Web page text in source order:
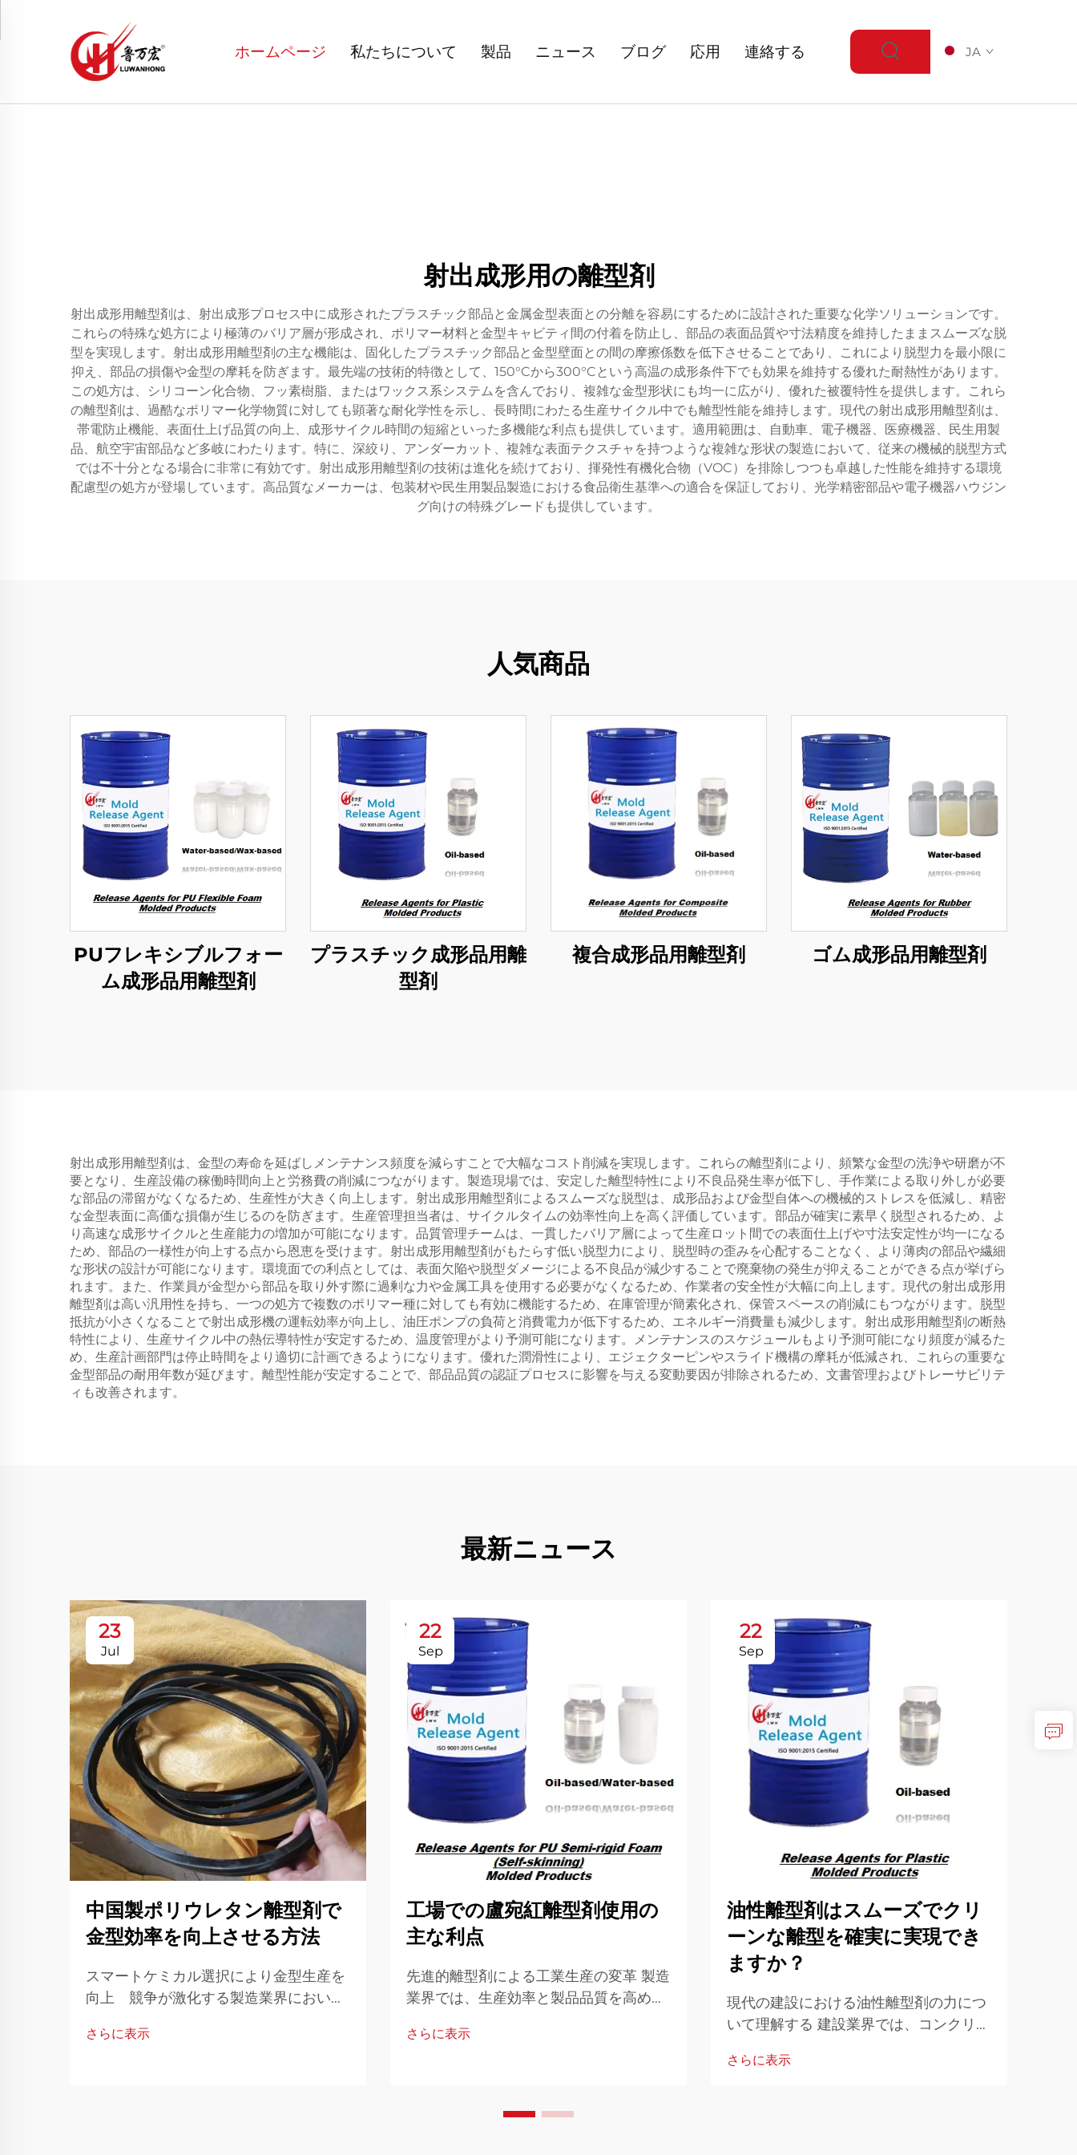
ホームページ 私たちについて 製品 ニュース ブログ 応用 連絡する JA
射出成形用の離型剤
射出成形用離型剤は、射出成形プロセス中に成形されたプラスチック部品と金属金型表面との分離を容易にするために設計された重要な化学ソリューションです。
これらの特殊な処方により極薄のバリア層が形成され、ポリマー材料と金型キャビティ間の付着を防止し、部品の表面品質や寸法精度を維持したままスムーズな脱
型を実現します。射出成形用離型剤の主な機能は、固化したプラスチック部品と金型壁面との間の摩擦係数を低下させることであり、これにより脱型力を最小限に
抑え、部品の損傷や金型の摩耗を防ぎます。最先端の技術的特徴として、150°Cから300°Cという高温の成形条件下でも効果を維持する優れた耐熱性があります。
この処方は、シリコーン化合物、フッ素樹脂、またはワックス系システムを含んでおり、複雑な金型形状にも均一に広がり、優れた被覆特性を提供します。これら
の離型剤は、過酷なポリマー化学物質に対しても顕著な耐化学性を示し、長時間にわたる生産サイクル中でも離型性能を維持します。現代の射出成形用離型剤は、
帯電防止機能、表面仕上げ品質の向上、成形サイクル時間の短縮といった多機能な利点も提供しています。適用範囲は、自動車、電子機器、医療機器、民生用製
品、航空宇宙部品など多岐にわたります。特に、深絞り、アンダーカット、複雑な表面テクスチャを持つような複雑な形状の製造において、従来の機械的脱型方式
では不十分となる場合に非常に有効です。射出成形用離型剤の技術は進化を続けており、揮発性有機化合物（VOC）を排除しつつも卓越した性能を維持する環境
配慮型の処方が登場しています。高品質なメーカーは、包装材や民生用製品製造における食品衛生基準への適合を保証しており、光学精密部品や電子機器ハウジン
グ向けの特殊グレードも提供しています。
人気商品
PUフレキシブルフォー
ム成形品用離型剤
プラスチック成形品用離
型剤
複合成形品用離型剤 ゴム成形品用離型剤
射出成形用離型剤は、金型の寿命を延ばしメンテナンス頻度を減らすことで大幅なコスト削減を実現します。これらの離型剤により、頻繁な金型の洗浄や研磨が不
要となり、生産設備の稼働時間向上と労務費の削減につながります。製造現場では、安定した離型特性により不良品発生率が低下し、手作業による取り外しが必要
な部品の滞留がなくなるため、生産性が大きく向上します。射出成形用離型剤によるスムーズな脱型は、成形品および金型自体への機械的ストレスを低減し、精密
な金型表面に高価な損傷が生じるのを防ぎます。生産管理担当者は、サイクルタイムの効率性向上を高く評価しています。部品が確実に素早く脱型されるため、よ
り高速な成形サイクルと生産能力の増加が可能になります。品質管理チームは、一貫したバリア層によって生産ロット間での表面仕上げや寸法安定性が均一になる
ため、部品の一様性が向上する点から恩恵を受けます。射出成形用離型剤がもたらす低い脱型力により、脱型時の歪みを心配することなく、より薄肉の部品や繊細
な形状の設計が可能になります。環境面での利点としては、表面欠陥や脱型ダメージによる不良品が減少することで廃棄物の発生が抑えることができる点が挙げら
れます。また、作業員が金型から部品を取り外す際に過剰な力や金属工具を使用する必要がなくなるため、作業者の安全性が大幅に向上します。現代の射出成形用
離型剤は高い汎用性を持ち、一つの処方で複数のポリマー種に対しても有効に機能するため、在庫管理が簡素化され、保管スペースの削減にもつながります。脱型
抵抗が小さくなることで射出成形機の運転効率が向上し、油圧ポンプの負荷と消費電力が低下するため、エネルギー消費量も減少します。射出成形用離型剤の断熱
特性により、生産サイクル中の熱伝導特性が安定するため、温度管理がより予測可能になります。メンテナンスのスケジュールもより予測可能になり頻度が減るた
め、生産計画部門は停止時間をより適切に計画できるようになります。優れた潤滑性により、エジェクターピンやスライド機構の摩耗が低減され、これらの重要な
金型部品の耐用年数が延びます。離型性能が安定することで、部品品質の認証プロセスに影響を与える変動要因が排除されるため、文書管理およびトレーサビリテ
ィも改善されます。
最新ニュース
23
Jul
中国製ポリウレタン離型剤で
金型効率を向上させる方法
スマートケミカル選択により金型生産を
向上 競争が激化する製造業界におい
あるだけでなく、財務的にも不可欠で
さらに表示
22
Sep
工場での盧宛紅離型剤使用の
主な利点
先進的離型剤による工業生産の変革 製造
業界では、生産効率と製品品質を高める
索されています。そのようなソリューシ
さらに表示
22
Sep
油性離型剤はスムーズでクリ
ーンな離型を確実に実現でき
ますか？
現代の建設における油性離型剤の力につ
いて理解する 建設業界では、コンクリー
的なソリューションが常に求められてい
さらに表示